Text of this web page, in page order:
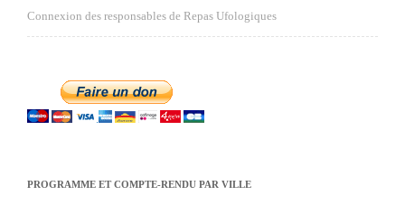
Connexion des responsables de Repas Ufologiques
PROGRAMME ET COMPTE-RENDU PAR VILLE